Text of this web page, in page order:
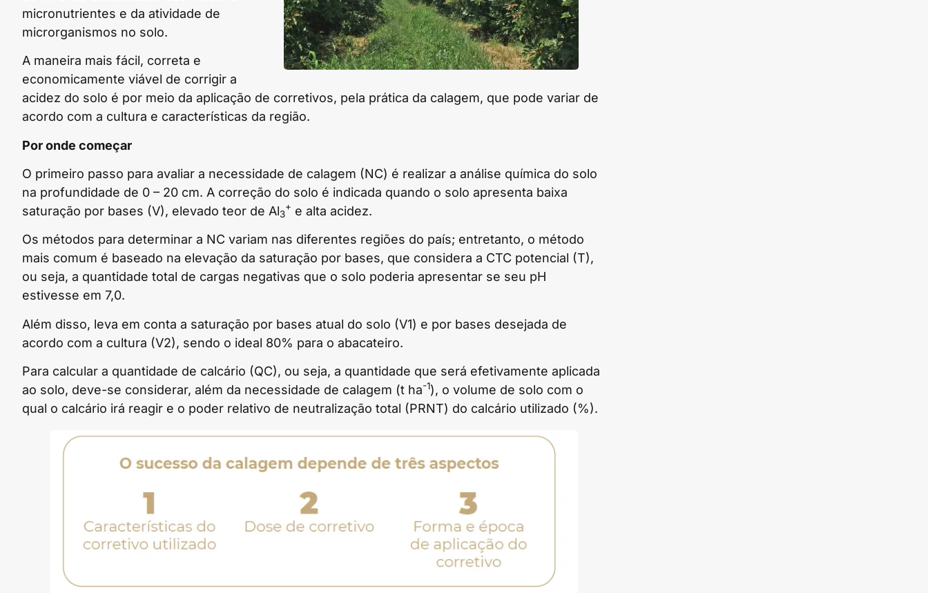
micronutrientes e da atividade de
microrganismos no solo.
A maneira mais fácil, correta e
economicamente viável de corrigir a
acidez do solo é por meio da aplicação de corretivos, pela prática da calagem, que pode variar de
acordo com a cultura e características da região.
Por onde começar
O primeiro passo para avaliar a necessidade de calagem (NC) é realizar a análise química do solo
na profundidade de 0 – 20 cm. A correção do solo é indicada quando o solo apresenta baixa
saturação por bases (V), elevado teor de Al3
+ e alta acidez.
Os métodos para determinar a NC variam nas diferentes regiões do país; entretanto, o método
mais comum é baseado na elevação da saturação por bases, que considera a CTC potencial (T),
ou seja, a quantidade total de cargas negativas que o solo poderia apresentar se seu pH
estivesse em 7,0.
Além disso, leva em conta a saturação por bases atual do solo (V1) e por bases desejada de
acordo com a cultura (V2), sendo o ideal 80% para o abacateiro.
Para calcular a quantidade de calcário (QC), ou seja, a quantidade que será efetivamente aplicada
ao solo, deve-se considerar, além da necessidade de calagem (t ha-1), o volume de solo com o
qual o calcário irá reagir e o poder relativo de neutralização total (PRNT) do calcário utilizado (%).